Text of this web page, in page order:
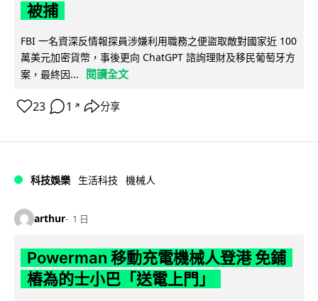
被捕
FBI 一名資深反情報探員涉嫌利用職務之便盜取敵對國家近 100
萬美元加密貨幣，事後更向 ChatGPT 諮詢理財及移民葡萄牙方
案，最終因...
閱讀全文
23 1 ↗ 分享
科技娛樂 生活科技 機械人
arthur 1 日
Powerman 移動充電機械人登港 免鋪
樁為的士小巴「送電上門」